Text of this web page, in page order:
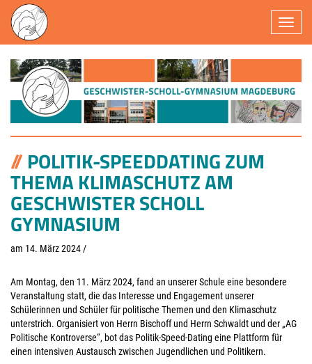
POLITIK-SPEEDDATING ZUM
THEMA KLIMASCHUTZ AM
GESCHWISTER SCHOLL
GYMNASIUM
am 14. März 2024 /
Am Montag, den 11. März 2024, fand an unserer Schule eine besondere
Veranstaltung statt, die das Interesse und Engagement unserer
Schülerinnen und Schüler für politische Themen und den Klimaschutz
unterstrich. Organisiert von Herrn Bischoff und Herrn Schwaldt und der „AG
Politische Kontroverse“, bot das Politik-Speed-Dating eine Plattform für
einen intensiven Austausch zwischen Jugendlichen und Politikern.